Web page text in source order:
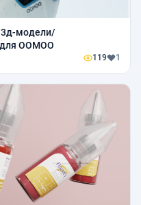
3д-модели/
OOMOO
119 1